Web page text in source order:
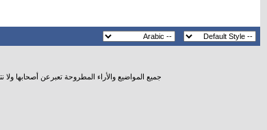
جميع المواضيع والأراء المطروحة تعبرعن أصحابها